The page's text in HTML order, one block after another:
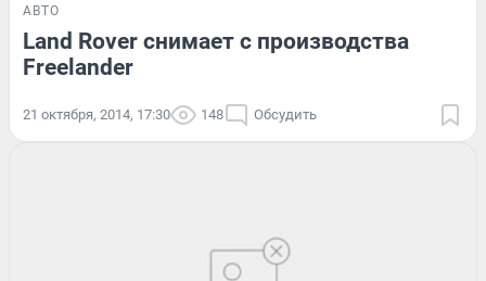
АВТО
Land Rover снимает с производства
Freelander
21 октября, 2014, 17:30 148 Обсудить